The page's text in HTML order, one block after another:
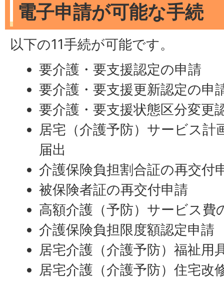
電子申請が可能な手続
以下の11手続が可能です。
要介護・要支援認定の申請
要介護・要支援更新認定の申
要介護・要支援状態区分変更
居宅（介護予防）サービス計
届出
介護保険負担割合証の再交付
被保険者証の再交付申請
高額介護（予防）サービス費
介護保険負担限度額認定申請
居宅介護（介護予防）福祉用
居宅介護（介護予防）住宅改